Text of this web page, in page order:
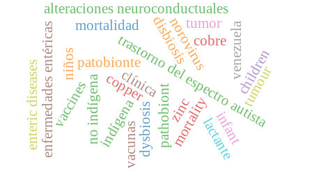
trastorno del espectro autista
cobre
zinc
disbiosis
alteraciones neuroconductuales
patobionte
copper
dysbiosispathobiont
mortalidad
indígena
no indígena
niños venezuela
mortality
children
enfermedades entéricas vacunas
norovirus
enteric diseases vaccines
tumor
lactante
tumour
infant
clínica